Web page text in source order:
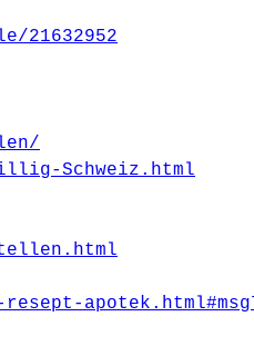
21632952
Schweiz.html